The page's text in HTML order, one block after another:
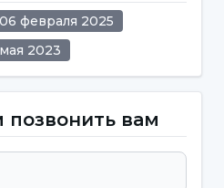
позволяет увидеть
в твердых тканях
достоверные данные,
результаты за
образом,
и
06 февраля 2025
2023
позвонить вам